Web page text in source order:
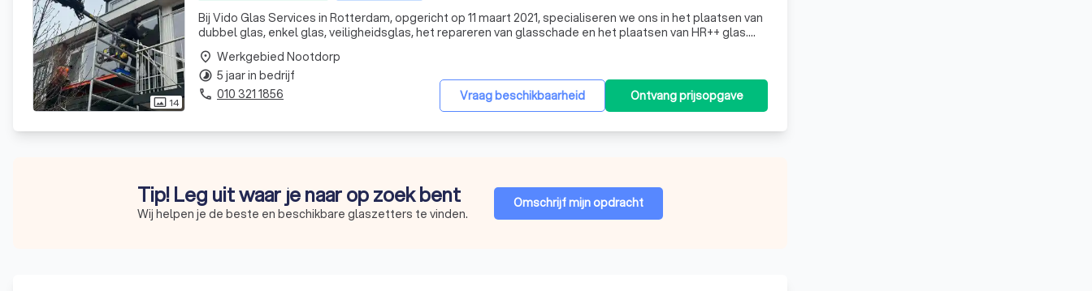
photo_size_select_actual 14
Bij Vido Glas Services in Rotterdam, opgericht op 11 maart 2021, specialiseren we ons in het plaatsen van
dubbel glas, enkel glas, veiligheidsglas, het repareren van glasschade en het plaatsen van HR++ glas.
Met onze expertise bieden we nauwkeurige en betrouwbare glaszetdiensten. Vraag vandaag nog e
Vraag beschikbaarheid Ontvang prijsopgave
place Werkgebied Nootdorp
timelapse 5 jaar in bedrijf
phone 010 321 1856
Tip! Leg uit waar je naar op zoek bent
Wij helpen je de beste en beschikbare glaszetters te vinden.
Omschrijf mijn opdracht